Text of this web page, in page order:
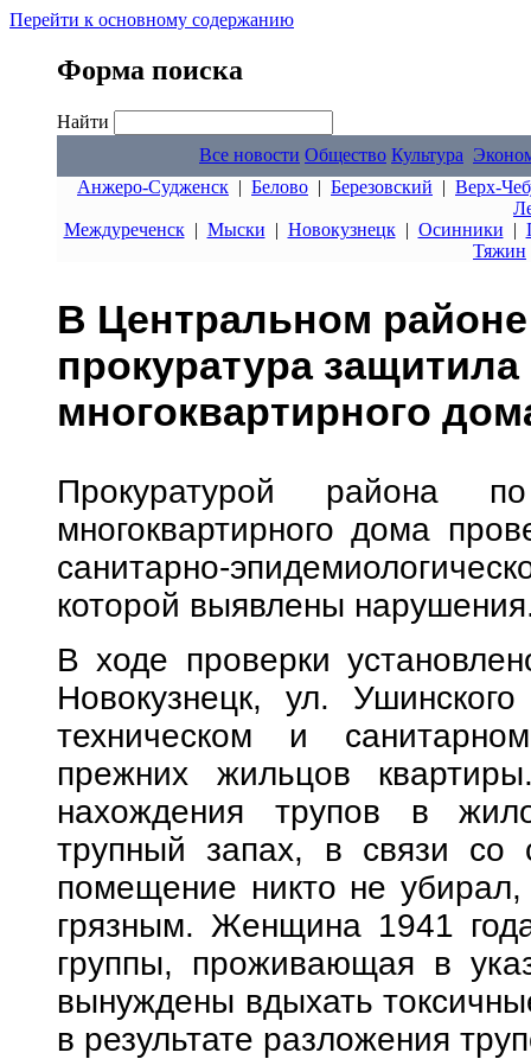
Перейти к основному содержанию
Форма поиска
Найти
Все новости Общество Культура
Анжеро-Судженск | Белово | Березовский | Верх-
Междуреченск| Мыски | Новокузнецк| Осинники |
Тяжин
В Центральном
прокуратура
многоквартирного
Прокуратурой района
многоквартирного дома
санитарно-
которой выявлены
В ходе проверки
Новокузнецк, ул.
техническом и
прежних жильцов
нахождения трупов в
трупный запах, в связи со
помещение никто не
грязным. Женщина 1941
группы, проживающая в
вынуждены вдыхать
в результате разложения